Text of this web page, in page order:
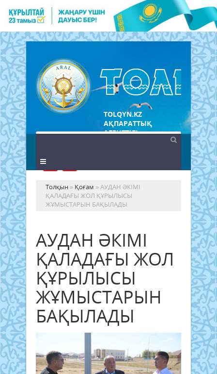
TOLQYN.KZ
АҚПАРАТТЫҚ
АГЕНТТІГІ
Толқын » Қоғам » АУДАН ӘКІМІ
ҚАЛАДАҒЫ ЖОЛ ҚҰРЫЛЫСЫ
ЖҰМЫСТАРЫН БАҚЫЛАДЫ
АУДАН ӘКІМІ
ҚАЛАДАҒЫ ЖОЛ
ҚҰРЫЛЫСЫ
ЖҰМЫСТАРЫН
БАҚЫЛАДЫ